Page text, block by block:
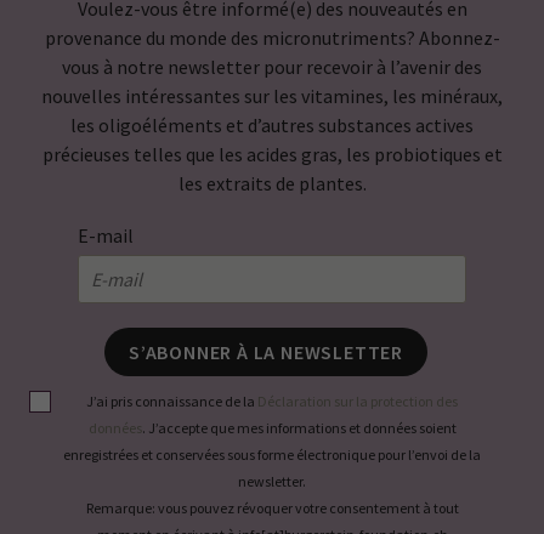
Voulez-vous être informé(e) des nouveautés en
provenance du monde des micronutriments? Abonnez-
vous à notre newsletter pour recevoir à l’avenir des
nouvelles intéressantes sur les vitamines, les minéraux,
les oligoéléments et d’autres substances actives
précieuses telles que les acides gras, les probiotiques et
les extraits de plantes.
E-mail
S’ABONNER À LA NEWSLETTER
J’ai pris connaissance de la Déclaration sur la protection des
données. J’accepte que mes informations et données soient
enregistrées et conservées sous forme électronique pour l’envoi de la
newsletter.
Remarque: vous pouvez révoquer votre consentement à tout